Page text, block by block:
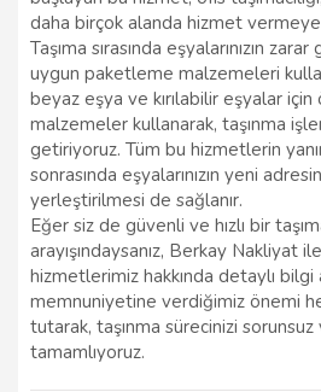
daha birçok alanda hizmet
Taşıma sırasında eşyalarınızın
uygun paketleme malzemeleri
beyaz eşya ve kırılabilir eşyalar
malzemeler kullanarak, taşınma
getiriyoruz. Tüm bu hizmetlerin
sonrasında eşyalarınızın yeni
yerleştirilmesi de sağlanır.
Eğer siz de güvenli ve hızlı bir
arayışındaysanız, Berkay Nakliyat
hizmetlerimiz hakkında detaylı
memnuniyetine verdiğimiz önemi
tutarak, taşınma sürecinizi sorunsuz
tamamlıyoruz.